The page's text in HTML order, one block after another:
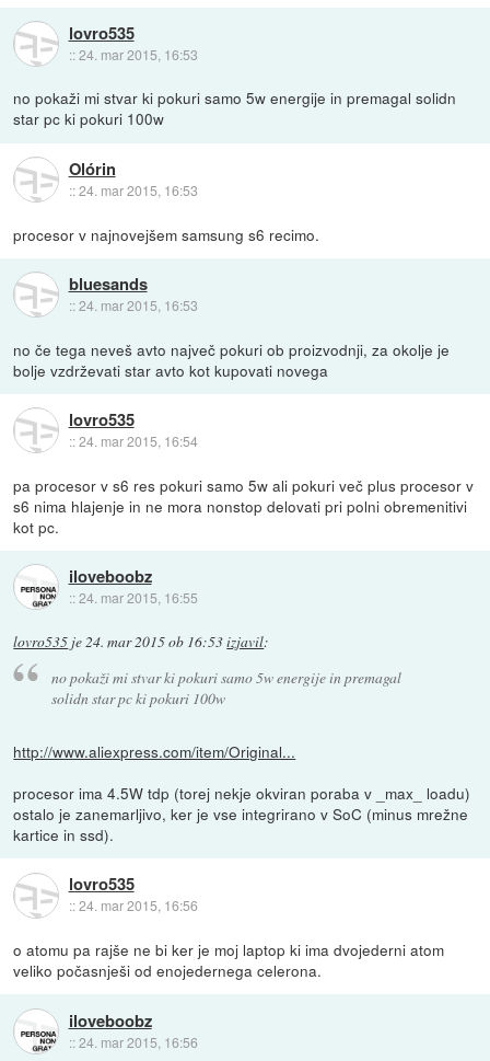
lovro535
::24. mar 2015, 16:53
no pokaži mi stvar ki pokuri samo 5w energije in premagal solidn
star pc ki pokuri 100w
Olórin
::24. mar 2015, 16:53
procesor v najnovejšem samsung s6 recimo.
bluesands
::24. mar 2015, 16:53
no če tega neveš avto največ pokuri ob proizvodnji, za okolje je
bolje vzdrževati star avto kot kupovati novega
lovro535
::24. mar 2015, 16:54
pa procesor v s6 res pokuri samo 5w ali pokuri več plus procesor v
s6 nima hlajenje in ne mora nonstop delovati pri polni obremenitivi
kot pc.
iloveboobz
::24. mar 2015, 16:55
lovro535 je24. mar 2015 ob 16:53izjavil:
no pokaži mi stvar ki pokuri samo 5w energije in premagal
solidn star pc ki pokuri 100w
http://www.aliexpress.com/item/Original...
procesor ima 4.5W tdp (torej nekje okviran poraba v _max_ loadu)
ostalo je zanemarljivo, ker je vse integrirano v SoC (minus mrežne
kartice in ssd).
lovro535
::24. mar 2015, 16:56
o atomu pa rajše ne bi ker je moj laptop ki ima dvojederni atom
veliko počasnješi od enojedernega celerona.
iloveboobz
::24. mar 2015, 16:56